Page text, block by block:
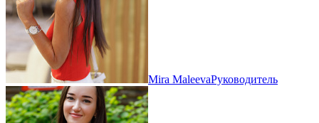
Mira MaleevaРуководитель